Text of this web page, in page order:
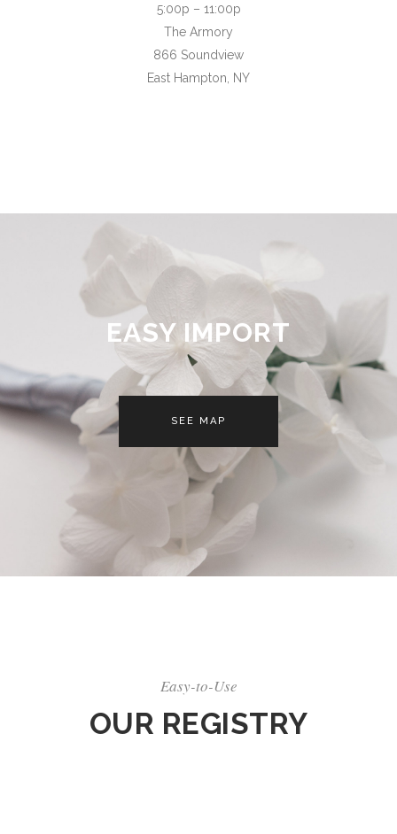
5:00p – 11:00p
The Armory
866 Soundview
East Hampton, NY
EASY IMPORT
SEE MAP
Easy-to-Use
OUR REGISTRY